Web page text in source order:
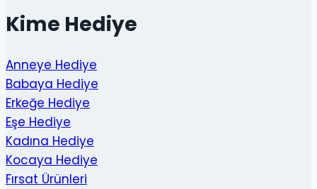
Kime Hediye
Anneye Hediye
Babaya Hediye
Erkeğe Hediye
Eşe Hediye
Kadına Hediye
Kocaya Hediye
Fırsat Ürünleri